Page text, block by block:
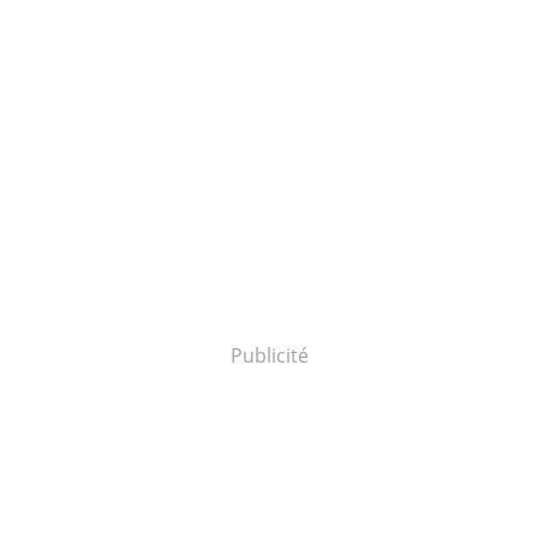
Publicité